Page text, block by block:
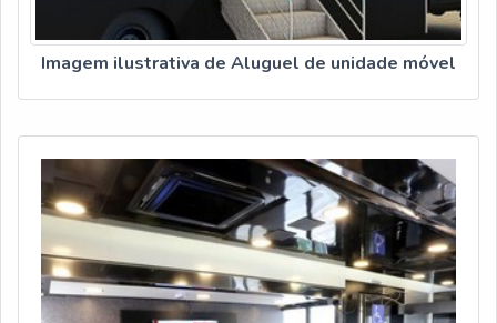
Imagem ilustrativa de Aluguel de unidade móvel